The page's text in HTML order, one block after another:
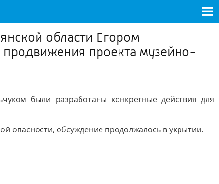
области Егором
проекта музейно-
были разработаны конкретные действия для
опасности, обсуждение продолжалось в укрытии.